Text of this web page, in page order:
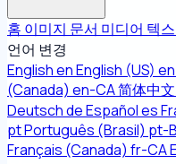
홈 이미지 문서 미디어 텍
언어 변경
EnglishenEnglish (US)
(Canada) en-CA简体中文
DeutschdeEspañoles
ptPortuguês (Brasil) pt-
Français (Canada) fr-CA